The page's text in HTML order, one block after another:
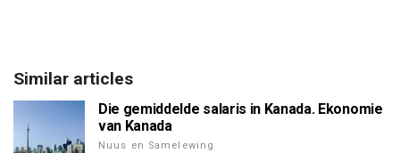
Similar articles
Die gemiddelde salaris in Kanada. Ekonomie
van Kanada
Nuus en Samelewing